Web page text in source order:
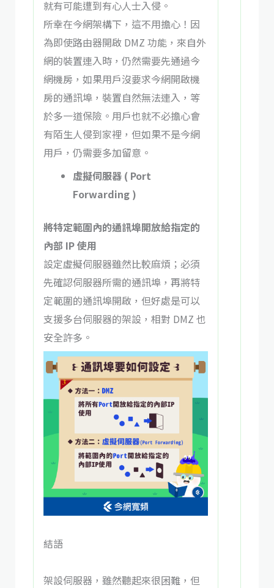
就有可能遭到有心人士入侵。
所幸在今網架構下，這不用擔心！因
為即使路由器開啟 DMZ 功能，來自外
網的裝置連入時，仍然需要先通過今
網機房，如果用戶沒要求今網開啟機
房的通訊埠，裝置自然無法連入，等
於多一道保險。用戶也就不必擔心會
有陌生人侵到家裡，但如果不是今網
用戶，仍需要多加留意。
虛擬伺服器 ( Port
Forwarding )
將特定範圍內的通訊埠開放給指定的
內部 IP 使用
設定虛擬伺服器雖然比較麻煩；必須
先確認伺服器所需的通訊埠，再將特
定範圍的通訊埠開啟，但好處是可以
支援多台伺服器的架設，相對 DMZ 也
安全許多。​
結語
架設伺服器，雖然聽起來很困難，但